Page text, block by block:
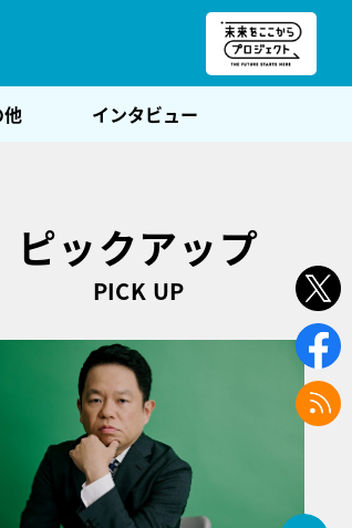
インタビュー
ピックアップ
PICK UP